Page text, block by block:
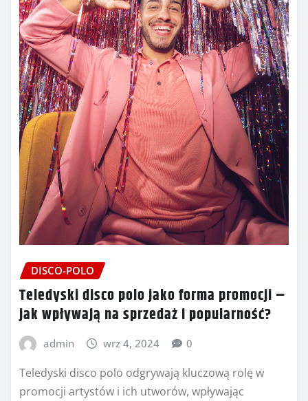
DISCO-POLO
Teledyski disco polo jako forma promocji –
jak wpływają na sprzedaż i popularność?
admin wrz 4, 2024 0
Teledyski disco polo odgrywają kluczową rolę w
promocji artystów i ich utworów, wpływając